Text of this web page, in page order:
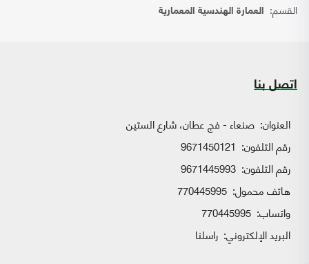
القسم: العمارة الهندسية المعمارية
اتصل بنا
العنوان: صنعاء - فج عطان، شارع الستين
رقم التلفون: 9671450121
رقم التلفون: 9671445993
هاتف محمول: 770445995
واتساب:
البريد الإلكتروني: راسلنا